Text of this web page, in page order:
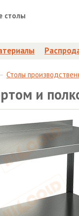
столы
Столы
и